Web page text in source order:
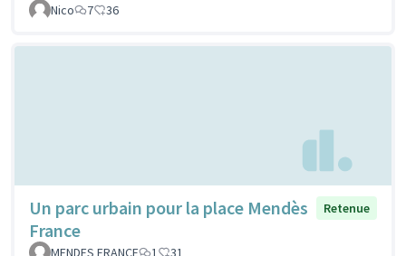
Nico
7 36
Un parc urbain pour la place Mendès
France
Retenue
MENDES FRANCE 1 31